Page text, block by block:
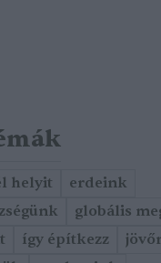
helyit
erdeink
globális
így építkezz